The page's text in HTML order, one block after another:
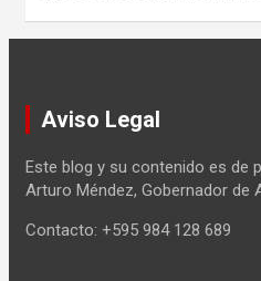
Aviso Legal
Este blog y su contenido es de
Arturo Méndez, Gobernador de
Contacto: +595 984 128 689